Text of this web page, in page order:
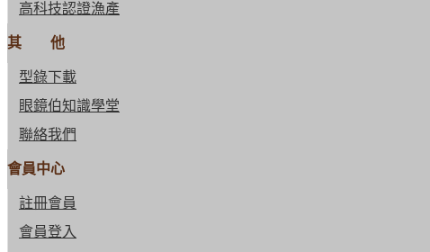
高科技認證漁產
其 他
型錄下載
眼鏡伯知識學堂
聯絡我們
會員中心
註冊會員
會員登入